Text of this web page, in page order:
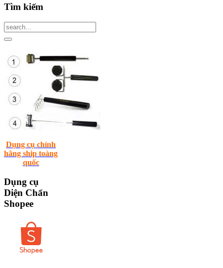
Tìm kiếm
Dụng cụ chính
hãng ship toàng
quốc
Dụng cụ
Diện Chẩn
Shopee